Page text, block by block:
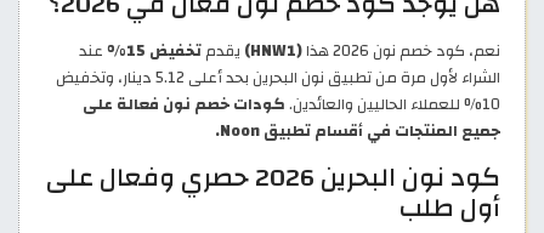
نعم، كود خصم نون 2026 هذا (HNW1) يقدمتخفيض 15%
عند
الشراء لأول مرة من تطبيق نون البحرين بحد أعلى 5.12 دينار، وتخفيض
10% للعملاء الحاليين والعائدين.
كودات خصم نون فعالة على
جميع المنتجات في أقسام تطبيق Noon.
كود نون البحرين 2026 حصري وفعال على
أول طلب